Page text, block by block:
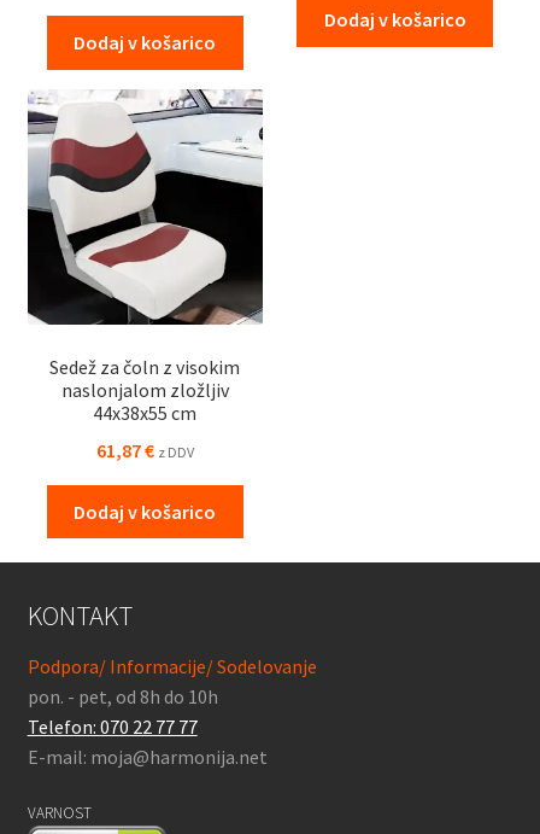
Dodaj v košarico
Dodaj v košarico
Sedež za čoln z visokim
naslonjalom zložljiv
44x38x55 cm
61,87€ z DDV
Dodaj v košarico
KONTAKT
Podpora/ Informacije/ Sodelovanje
pon. - pet, od 8h do 10h
Telefon: 070 22 77 77
E-mail: moja@harmonija.net
VARNOST